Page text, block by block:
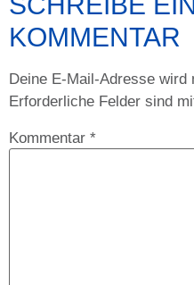
KOMMENTAR
Deine E-Mail-Adresse
Erforderliche Felder sind
Kommentar *